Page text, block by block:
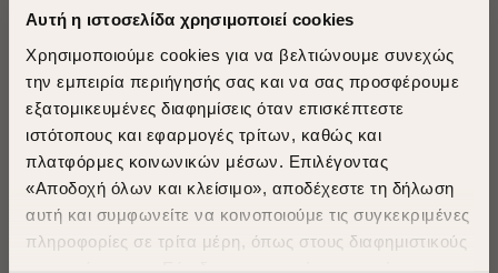
Αυτή η ιστοσελίδα χρησιμοποιεί cookies
Χρησιμοποιούμε cookies για να βελτιώνουμε συνεχώς
την εμπειρία περιήγησής σας και να σας προσφέρουμε
εξατομικευμένες διαφημίσεις όταν επισκέπτεστε
ιστότοπους και εφαρμογές τρίτων, καθώς και
πλατφόρμες κοινωνικών μέσων. Επιλέγοντας
«Αποδοχή όλων και κλείσιμο», αποδέχεστε τη δήλωση
αυτή και συμφωνείτε να κοινοποιούμε τις συγκεκριμένες
πληροφορίες σε τρίτα μέρη, όπως στους διαφημιστικούς
​
A Season of Style
SUMMER SALE